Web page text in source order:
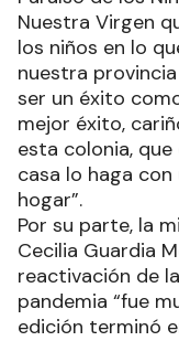
Nuestra Virgen
los niños en lo
nuestra
ser un éxito
mejor éxito,
esta colonia,
casa lo haga
hogar”.
Por su parte, la
Cecilia Guardia
reactivación de
pandemia “fue
edición terminó